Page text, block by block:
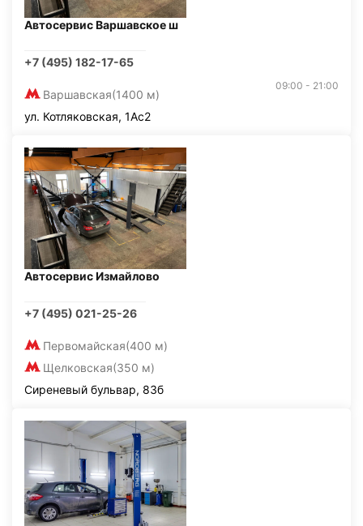
Автосервис Варшавское ш
+7 (495) 182-17-65
Варшавская(1400 м)
09:00 - 21:00
ул. Котляковская, 1Ас2
Автосервис Измайлово
+7 (495) 021-25-26
Первомайская(400 м)
Щелковская(350 м)
Сиреневый бульвар, 83б